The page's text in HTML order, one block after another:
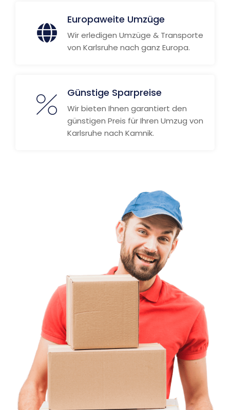
Europaweite Umzüge
Wir erledigen Umzüge & Transporte
von Karlsruhe nach ganz Europa.
Günstige Sparpreise
Wir bieten Ihnen garantiert den
günstigen Preis für Ihren Umzug von
Karlsruhe nach Kamnik.